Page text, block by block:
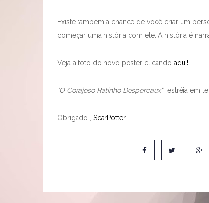
Existe também a chance de você criar um
começar uma história com ele. A história é
Veja a foto do novo poster clicando aqui!
"O Corajoso Ratinho Despereaux" estréia em
Obrigado , ScarPotter